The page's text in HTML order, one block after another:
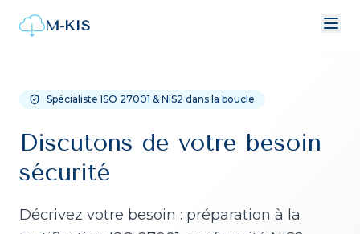
M-KIS
Spécialiste ISO 27001 & NIS2 dans la boucle
Discutons de votre besoin
sécurité
Décrivez votre besoin : préparation à la